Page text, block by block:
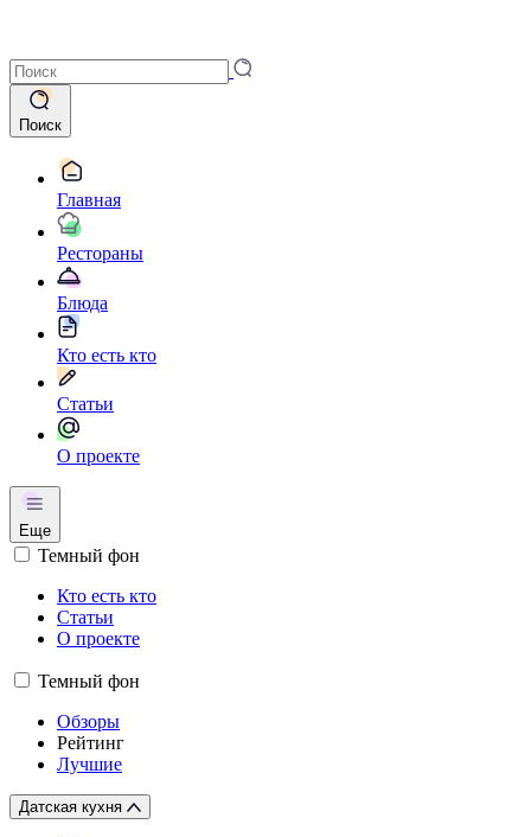
Поиск
Главная
Рестораны
Блюда
Кто есть кто
Статьи
О проекте
Еще
Темный фон
Кто есть кто
Статьи
О проекте
Темный фон
Обзоры
Рейтинг
Лучшие
Датская кухня